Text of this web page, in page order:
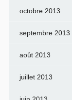
octobre 2013
septembre 2013
août 2013
juillet 2013